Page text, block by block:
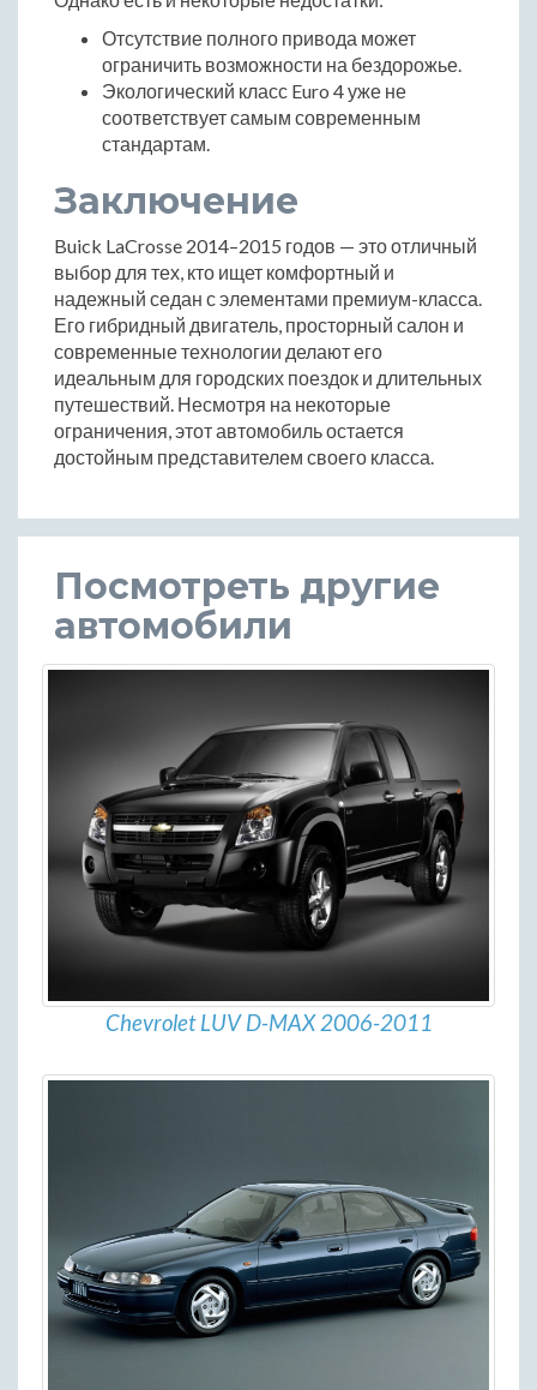
Отсутствие полного привода может
ограничить возможности на бездорожье.
Экологический класс Euro 4 уже не
соответствует самым современным
стандартам.
Заключение
Buick LaCrosse 2014–2015 годов — это отличный
выбор для тех, кто ищет комфортный и
надежный седан с элементами премиум-класса.
Его гибридный двигатель, просторный салон и
современные технологии делают его
идеальным для городских поездок и длительных
путешествий. Несмотря на некоторые
ограничения, этот автомобиль остается
достойным представителем своего класса.
Посмотреть другие
автомобили
Chevrolet LUV D-MAX 2006-2011